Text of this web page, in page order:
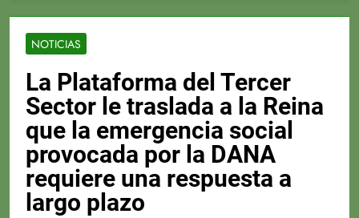
NOTICIAS
La Plataforma del Tercer
Sector le traslada a la Reina
que la emergencia social
provocada por la DANA
requiere una respuesta a
largo plazo